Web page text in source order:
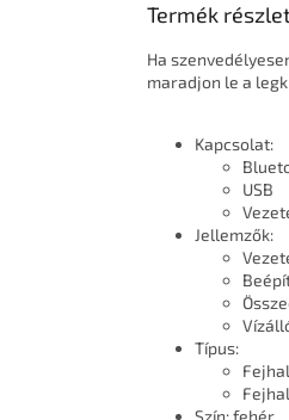
Termék
Ha
maradjon le a
Kapcsolat:
USB
Jellemzők:
Típus: